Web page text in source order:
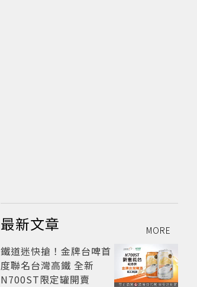
最新文章 MORE
鐵道迷快搶！金牌台啤首
度聯名台灣高鐵 全新
N700ST限定罐開賣